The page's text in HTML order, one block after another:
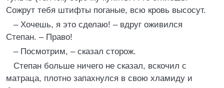
Сожрут тебя штифты поганые, всю кровь высосут.
– Хочешь, я это сделаю! – вдруг оживился
Степан. – Право!
– Посмотрим, – сказал сторож.
Степан больше ничего не сказал, вскочил с
матраца, плотно запахнулся в свою хламиду и